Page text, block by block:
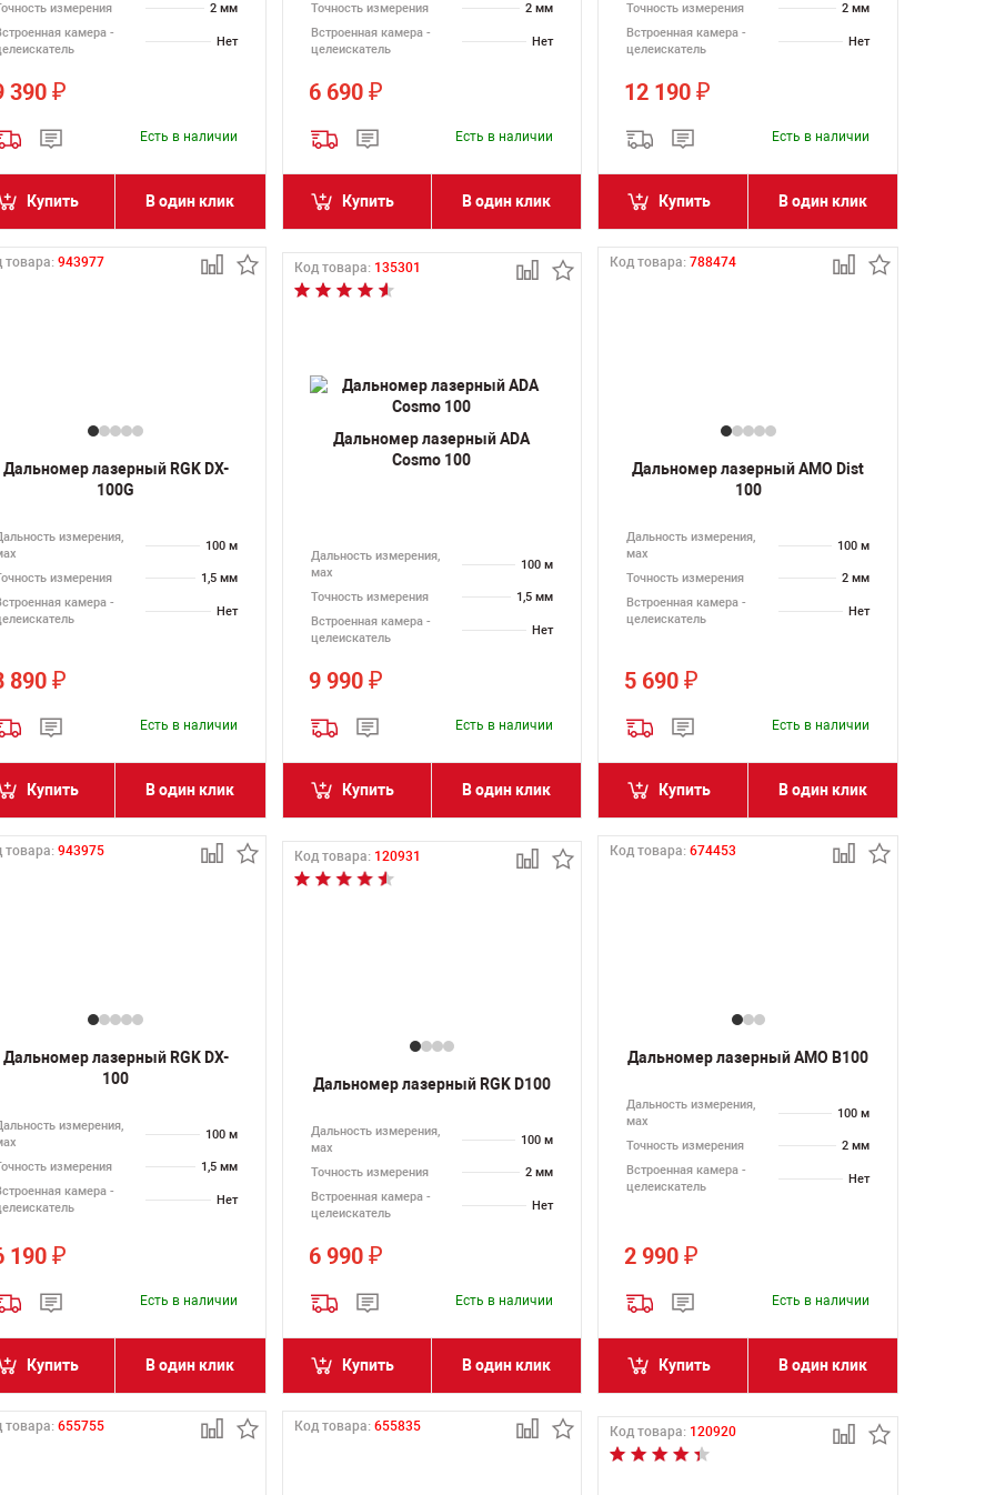
измерения
2 мм
камера -
Нет
390 ₽
Есть в наличии
Купить В один клик
Точность измерения
2 мм
Встроенная камера -
целеискатель
Нет
6 690 ₽
Есть в наличии
Купить В один клик
Точность измерения
2 мм
Встроенная камера -
целеискатель
Нет
12 190₽
Есть в наличии
Купить В один клик
товара: 943977
Дальномер лазерный RGK DX-
100G
измерения,
100 м
измерения
1,5 мм
камера -
Нет
890 ₽
Есть в наличии
Купить В один клик
Код товара: 135301
Дальномер лазерный ADA
Cosmo 100
Дальность измерения,
мах
100 м
Точность измерения
1,5 мм
Встроенная камера -
целеискатель
Нет
9 990 ₽
Есть в наличии
Купить В один клик
Код товара:788474
Дальномер лазерный AMO Dist
100
Дальность измерения,
мах
100 м
Точность измерения
2 мм
Встроенная камера -
целеискатель
Нет
5 690₽
Есть в наличии
Купить В один клик
товара: 943975
Дальномер лазерный RGK DX-
100
измерения,
100 м
измерения
1,5 мм
камера -
Нет
190 ₽
Есть в наличии
Купить В один клик
Код товара: 120931
Дальномер лазерный RGK D100
Дальность измерения,
мах
100 м
Точность измерения
2 мм
Встроенная камера -
целеискатель
Нет
6 990 ₽
Есть в наличии
Купить В один клик
Код товара:674453
Дальномер лазерный AMO B100
Дальность измерения,
мах
100 м
Точность измерения
2 мм
Встроенная камера -
целеискатель
Нет
2 990₽
Есть в наличии
Купить В один клик
товара: 655755 Код товара: 655835 Код товара: 120920